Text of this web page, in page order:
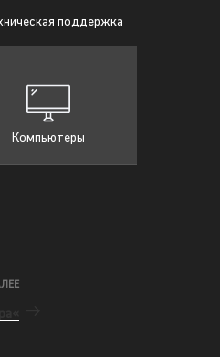
поддержка
Компьютеры